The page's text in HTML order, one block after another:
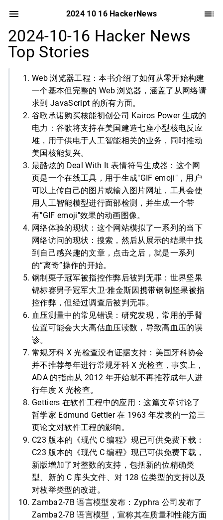
2024 10 16 HackerNews
2024-10-16 Hacker News
Top Stories
Web 浏览器工程：本书介绍了如何从零开始构建
一个基本但完整的 Web 浏览器，涵盖了从网络请
求到 JavaScript 的所有方面。
谷歌承诺购买核能初创公司 Kairos Power 生成的
电力：谷歌将支持在美国建造七座小型核电反应
堆，用于供电于人工智能相关的业务，同时推动
美国核能复兴。
最酷炫的 Deal With It 表情符号生成器：这个网
页是一个在线工具，用于生成"GIF emoji"，用户
可以上传自己的图片或输入图片网址，工具会使
用人工智能模型进行面部检测，并生成一个带
有"GIF emoji"效果的动画图像。
网络体验的现状：这个网站模拟了一系列的当下
网络访问的现状：搜索，然后从展示的结果中找
到自己感兴趣的文章，点击之后，就是一系列
的“离奇”操作的开始。
钢制栗子冠军被指控作弊后被判无罪：世界坚果
锦标赛男子冠军大卫·雅金斯因携带钢制坚果被指
控作弊，但经过调查后被判无罪。
血压测量中的常见错误：研究发现，常用的手臂
位置可能会大大高估血压读数，导致高血压的误
诊。
常规牙科 X 光检查没有证据支持：美国牙科协会
并不推荐每年进行常规牙科 X 光检查，事实上，
ADA 的指南从 2012 年开始就不再推荐成年人进
行年度 X 光检查。
Gettiers 在软件工程中的应用：这篇文章讨论了
哲学家 Edmund Gettier 在 1963 年发表的一篇三
页论文对软件工程的影响。
C23 版本的《现代 C 编程》现已可供免费下载：
C23 版本的《现代 C 编程》现已可供免费下载，
新版增加了对整数的支持，包括新的位精确类
型、新的 C 库头文件、对 128 位类型的支持以及
对枚举类型的改进。
Zamba2-7B 语言模型发布：Zyphra 公司发布了
Zamba2-7B 语言模型，宣称其在质量和性能方面